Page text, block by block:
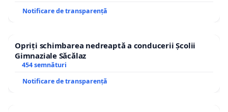
Notificare de transparență
Opriți schimbarea nedreaptă a conducerii Școlii
Gimnaziale Săcălaz
454 semnături
Notificare de transparență